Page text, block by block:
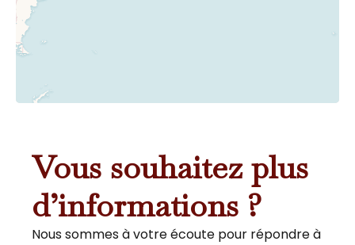
Vous souhaitez plus
d’informations ?
Nous sommes à votre écoute pour répondre à